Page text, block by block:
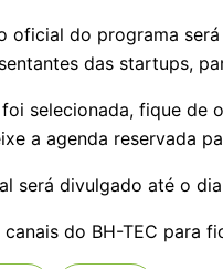
oficial do programa
das startups,
selecionada, fique de
a agenda reservada
será divulgado até o
canais do BH-TEC para